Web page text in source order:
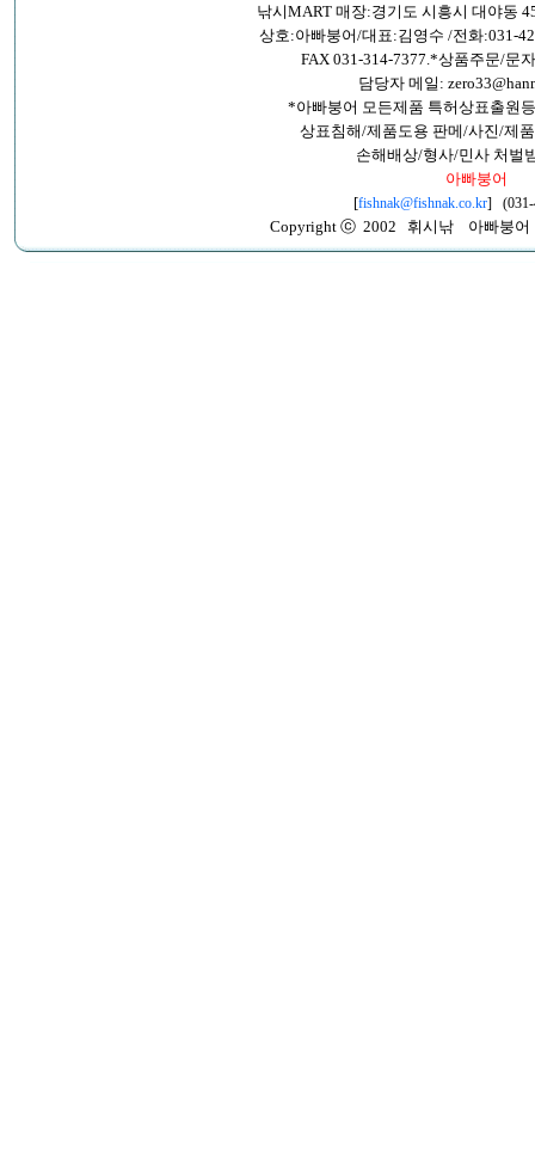
낚시MART 매장:경기도 시흥시 대야동
상호:아빠붕어/대표:김영수 /전화:031-
FAX 031-314-7377.*상품주문/문
담당자 메일:
*아빠붕어 모든제품 특허상표출원
상표침해/제품도용 판메/사진/제
손해배상/형사/민사 처벌
아빠붕어
[fishnak@fishnak.co.kr] (031-
Copyright ⓒ 2002 휘시낚 아빠붕어